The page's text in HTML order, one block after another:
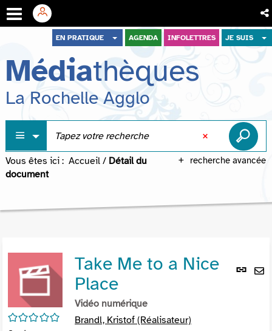
menu
contenu
recherche
EN PRATIQUE AGENDA INFOLETTRES JE SUIS
Médiathèques
La Rochelle Agglo
recherche avancée
Vous êtes ici : Accueil / Détail du
document
Lien
/5
Take Me to a Nice
Place
Vidéo numérique
Brandl, Kristof (Réalisateur)